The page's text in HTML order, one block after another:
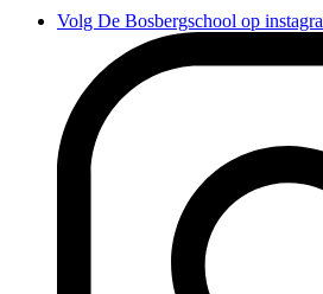
Volg De Bosbergschool op